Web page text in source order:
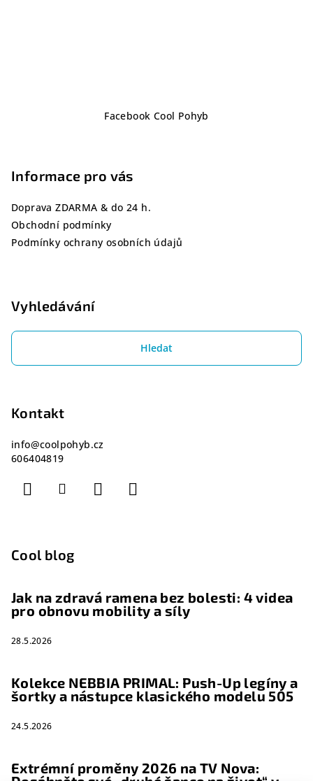
Facebook Cool Pohyb
Informace pro vás
Doprava ZDARMA & do 24 h.
Obchodní podmínky
Podmínky ochrany osobních údajů
Vyhledávání
Hledat
Kontakt
info@coolpohyb.cz
606404819
Cool blog
Jak na zdravá ramena bez bolesti: 4 videa
pro obnovu mobility a síly
28.5.2026
Kolekce NEBBIA PRIMAL: Push-Up legíny a
šortky a nástupce klasického modelu 505
24.5.2026
Extrémní proměny 2026 na TV Nova: